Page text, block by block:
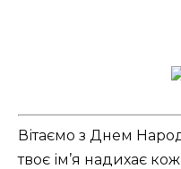
Вітаємо з Днем
твоє ім’я надихає